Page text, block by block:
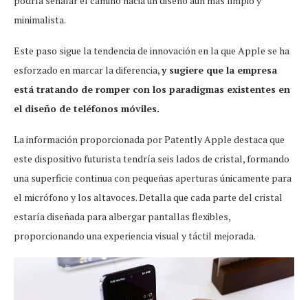
minimalista.
Este paso sigue la tendencia de innovación en la que Apple se ha
esforzado en marcar la diferencia,y sugiere que la empresa
está tratando de romper con los paradigmas existentes en
el diseño de teléfonos móviles.
La información proporcionada por Patently Apple destaca que
este dispositivo futurista tendría seis lados de cristal, formando
una superficie continua con pequeñas aperturas únicamente para
el micrófono y los altavoces. Detalla que cada parte del cristal
estaría diseñada para albergar pantallas flexibles,
proporcionando una experiencia visual y táctil mejorada.